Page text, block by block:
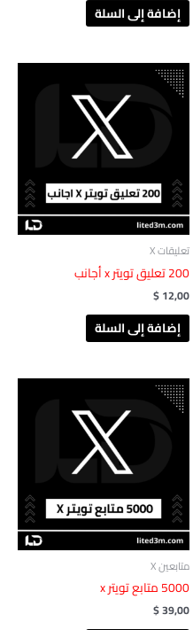
إضافة إلى السلة
تعليقات X
‎ 200تعليق تويتر x أجانب
$12,00
إضافة إلى السلة
متابعين X
$39,00